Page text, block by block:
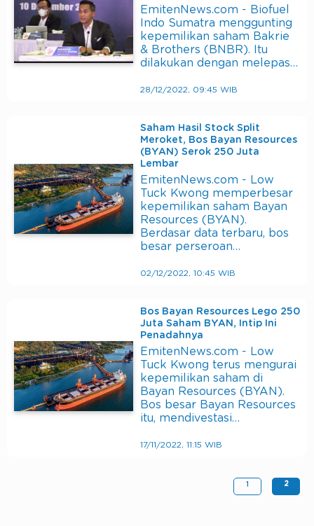
EmitenNews.com - Biofuel
Indo Sumatra menggunting
kepemilikan saham Bakrie
& Brothers (BNBR). Itu
dilakukan dengan melepas…
28/12/2022, 09:45 WIB
Saham Hasil Stock Split
Meroket, Bos Bayan Resources
(BYAN) Serok 250 Juta
Lembar
EmitenNews.com - Low
Tuck Kwong memperbesar
kepemilikan saham Bayan
Resources (BYAN).
Berdasar data terbaru, bos
besar perseroan…
02/12/2022, 10:45 WIB
Bos Bayan Resources Lego 250
Juta Saham BYAN, Intip Ini
Penadahnya
EmitenNews.com - Low
Tuck Kwong terus mengurai
kepemilikan saham di
Bayan Resources (BYAN).
Bos besar Bayan Resources
itu, mendivestasi…
17/11/2022, 11:15 WIB
1 2